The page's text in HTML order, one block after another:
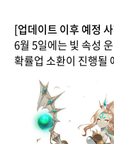
[업데이트 이후 예정
6월 5일에는 빛 속성
확률업 소환이 진행될